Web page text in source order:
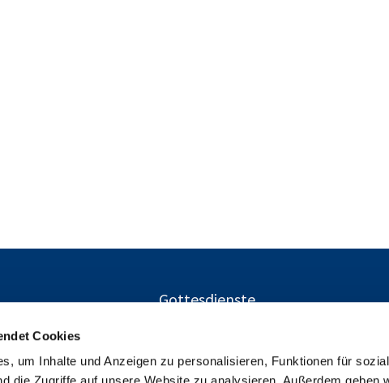
Cookies
um Inhalte und Anzeigen zu personalisieren, Funktionen für
Gottesdienste